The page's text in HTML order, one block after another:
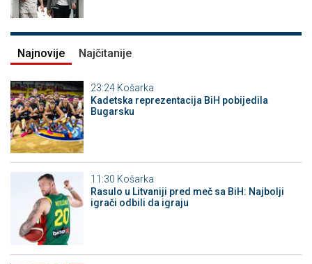
Najnovije Najčitanije
23:24 Košarka
Kadetska reprezentacija BiH pobijedila
Bugarsku
11:30 Košarka
Rasulo u Litvaniji pred meč sa BiH: Najbolji
igrači odbili da igraju